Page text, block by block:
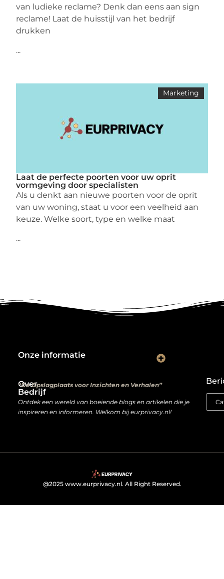
van ludieke reclame? Denk dan eens aan sign
reclame! Laat de huisstijl van het bedrijf
drukken
...
Marketing
Laat de perfecte poorten voor uw oprit
vormgeving door specialisten
Als u denkt aan nieuwe poorten voor de oprit
van uw woning, staat u voor een veelheid aan
keuze. Welke soort, type en welke maat
...
Over
Bedrijf
“De Opslagplaats voor Inzichten en Verhalen”
Ontdek een wereld van boeiende blogs en artikelen die je
inspireren en informeren. Welkom bij eurprivacy.nl!
Onze informatie
@2025 www.eurprivacy.nl. All Right Reserved.